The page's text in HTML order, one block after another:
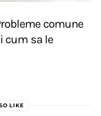
comune
cum sa le
LIKE